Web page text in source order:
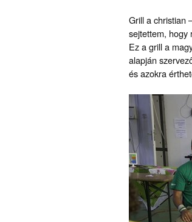
Grill a christian
sejtettem, hogy
Ez a grill a
alapján
és azokra